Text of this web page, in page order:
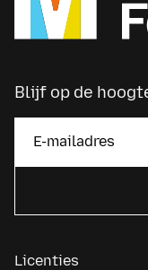
Blijf op de
Licenties